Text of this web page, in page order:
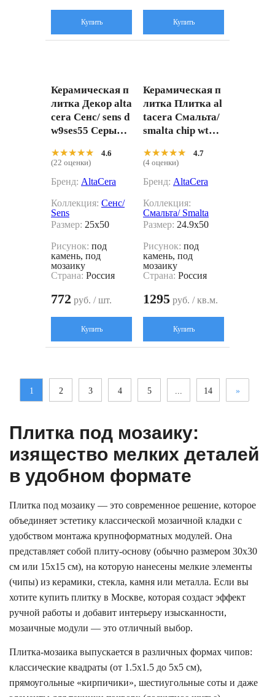
Купить Купить
Керамическая п
литка Декор alta
cera Сенс/ sens d
w9ses55 Серый 2
★★★★★
★★★★★
4.6
(22 оценки)
Бренд: AltaCera
Коллекция: Сенс/
Sens
Размер: 25x50
Рисунок: под
камень, под
мозаику
Страна: Россия
772 руб. / шт.
Купить
Керамическая п
литка Плитка al
tacera Смальта/
smalta chip wt9s
x50
★★★★★
★★★★★
4.7
(4 оценки)
Бренд: AltaCera
Коллекция:
Смальта/ Smalta
Размер: 24.9x50
Рисунок: под
камень, под
мозаику
Страна: Россия
1295 руб. / кв.м.
Купить
1 2 3 4 5 ... 14 »
Плитка под мозаику:
изящество мелких деталей
в удобном формате
Плитка под мозаику — это современное решение, которое
объединяет эстетику классической мозаичной кладки с
удобством монтажа крупноформатных модулей. Она
представляет собой плиту-основу (обычно размером 30х30
см или 15х15 см), на которую нанесены мелкие элементы
(чипы) из керамики, стекла, камня или металла. Если вы
хотите купить плитку в Москве, которая создаст эффект
ручной работы и добавит интерьеру изысканности,
мозаичные модули — это отличный выбор.
Плитка-мозаика выпускается в различных формах чипов:
классические квадраты (от 1.5х1.5 до 5х5 см),
прямоугольные «кирпичики», шестиугольные соты и даже